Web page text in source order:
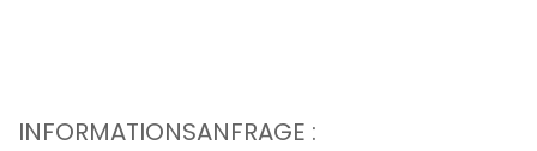
INFORMATIONSANFRAGE :